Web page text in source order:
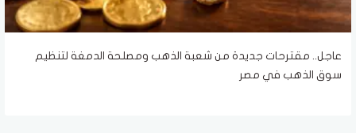
عاجل.. مقترحات جديدة من شعبة الذهب ومصلحة الدمغة لتنظيم
سوق الذهب في مصر